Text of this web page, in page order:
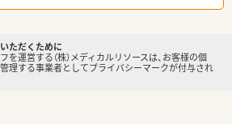
ただくために
を運営する（株）メディカルリソースは、お客様の個
理する事業者としてプライバシーマークが付与され